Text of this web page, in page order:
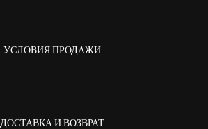
УСЛОВИЯ ПРОДАЖИ
ДОСТАВКА И ВОЗВРАТ